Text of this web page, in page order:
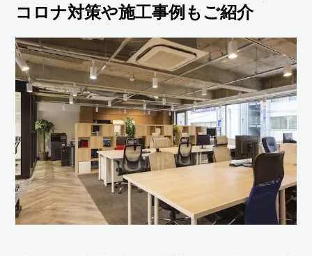
コロナ対策や施工事例もご紹介